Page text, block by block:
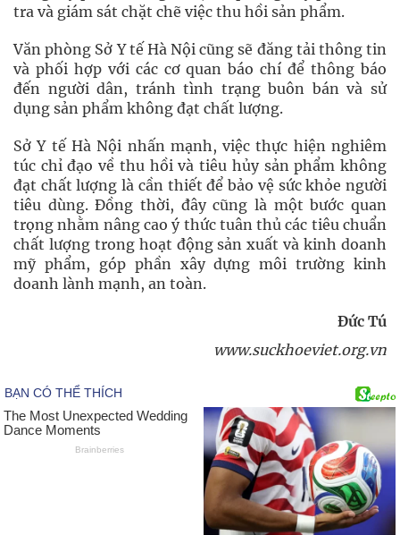
tra và giám sát chặt chẽ việc thu hồi sản phẩm.
Văn phòng Sở Y tế Hà Nội cũng sẽ đăng tải thông tin
và phối hợp với các cơ quan báo chí để thông báo
đến người dân, tránh tình trạng buôn bán và sử
dụng sản phẩm không đạt chất lượng.
Sở Y tế Hà Nội nhấn mạnh, việc thực hiện nghiêm
túc chỉ đạo về thu hồi và tiêu hủy sản phẩm không
đạt chất lượng là cần thiết để bảo vệ sức khỏe người
tiêu dùng. Đồng thời, đây cũng là một bước quan
trọng nhằm nâng cao ý thức tuân thủ các tiêu chuẩn
chất lượng trong hoạt động sản xuất và kinh doanh
mỹ phẩm, góp phần xây dựng môi trường kinh
doanh lành mạnh, an toàn.
Đức Tú
www.suckhoeviet.org.vn